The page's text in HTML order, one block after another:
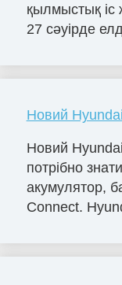
қылмыстық іс
27 сәуірде
Новий
Новий
потрібно
акумулятор,
Connect.